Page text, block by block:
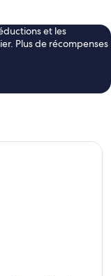
et les
Plus de récompenses